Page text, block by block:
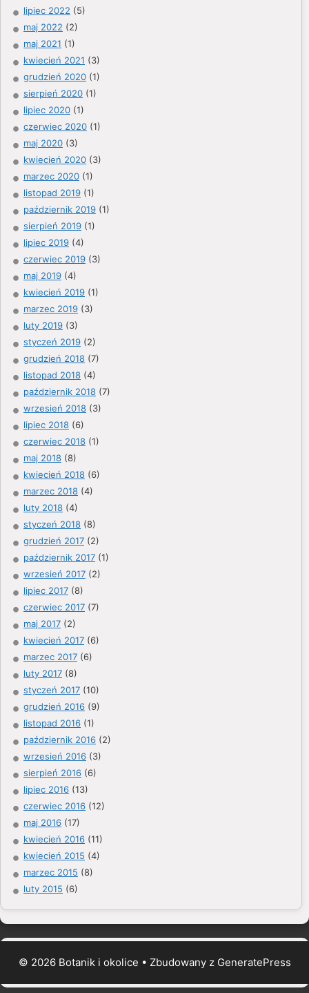
lipiec 2022 (5)
maj 2022 (2)
maj 2021 (1)
kwiecień 2021 (3)
grudzień 2020 (1)
sierpień 2020 (1)
lipiec 2020 (1)
czerwiec 2020 (1)
maj 2020 (3)
kwiecień 2020 (3)
marzec 2020 (1)
listopad 2019 (1)
październik 2019 (1)
sierpień 2019 (1)
lipiec 2019 (4)
czerwiec 2019 (3)
maj 2019 (4)
kwiecień 2019 (1)
marzec 2019 (3)
luty 2019 (3)
styczeń 2019 (2)
grudzień 2018 (7)
listopad 2018 (4)
październik 2018 (7)
wrzesień 2018 (3)
lipiec 2018 (6)
czerwiec 2018 (1)
maj 2018 (8)
kwiecień 2018 (6)
marzec 2018 (4)
luty 2018 (4)
styczeń 2018 (8)
grudzień 2017 (2)
październik 2017 (1)
wrzesień 2017 (2)
lipiec 2017 (8)
czerwiec 2017 (7)
maj 2017 (2)
kwiecień 2017 (6)
marzec 2017 (6)
luty 2017 (8)
styczeń 2017 (10)
grudzień 2016 (9)
listopad 2016 (1)
październik 2016 (2)
wrzesień 2016 (3)
sierpień 2016 (6)
lipiec 2016 (13)
czerwiec 2016 (12)
maj 2016 (17)
kwiecień 2016 (11)
kwiecień 2015 (4)
marzec 2015 (8)
luty 2015 (6)
© 2026 Botanik i okolice • Zbudowany z GeneratePress